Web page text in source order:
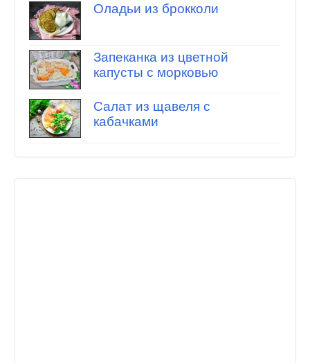
Оладьи из брокколи
Запеканка из цветной
капусты с морковью
Салат из щавеля с
кабачками